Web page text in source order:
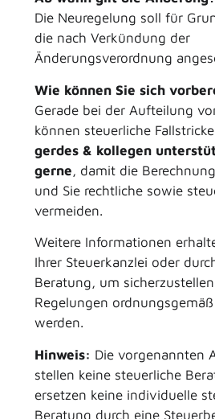
Die Neuregelung soll für
die nach Verkündung der
Änderungsverordnung
Wie können Sie sich
Gerade bei der Aufteilung
können steuerliche
gerdes & kollegen
gerne, damit die
und Sie rechtliche sowie
vermeiden.
Weitere Informationen
Ihrer Steuerkanzlei oder
Beratung, um
Regelungen
werden.
Hinweis: Die vorgenannten
stellen keine steuerliche
ersetzen keine individuelle
Beratung durch eine